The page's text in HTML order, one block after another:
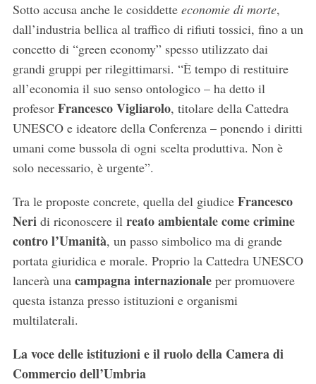
Sotto accusa anche le cosiddette economie di morte,
dall’industria bellica al traffico di rifiuti tossici, fino a un
concetto di “green economy” spesso utilizzato dai
grandi gruppi per rilegittimarsi. “È tempo di restituire
all’economia il suo senso ontologico – ha detto il
profesor Francesco Vigliarolo, titolare della Cattedra
UNESCO e ideatore della Conferenza – ponendo i diritti
umani come bussola di ogni scelta produttiva. Non è
solo necessario, è urgente”.
Tra le proposte concrete, quella del giudice Francesco
Neridi riconoscere il reato ambientale come crimine
contro l’Umanità, un passo simbolico ma di grande
portata giuridica e morale. Proprio la Cattedra UNESCO
lancerà una campagna internazionaleper promuovere
questa istanza presso istituzioni e organismi
multilaterali.
La voce delle istituzioni e il ruolo della Camera di
Commercio dell’Umbria